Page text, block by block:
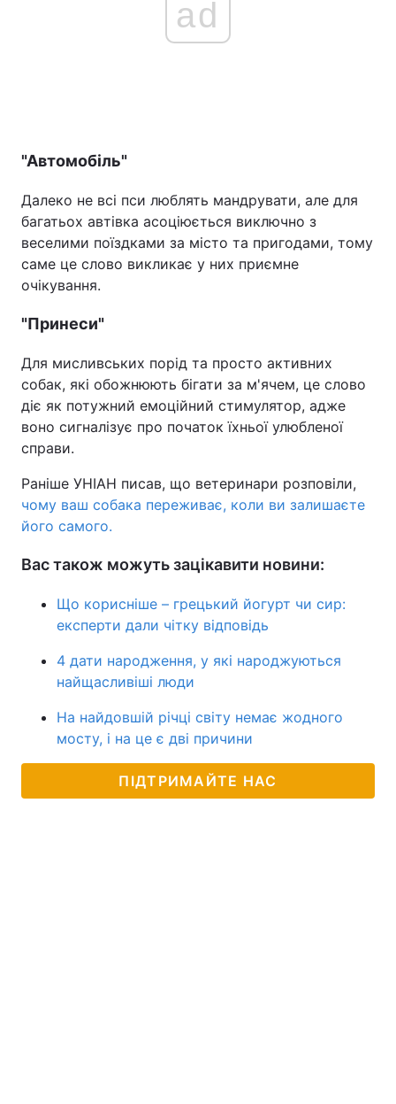
ad
"Автомобіль"
Далеко не всі пси люблять мандрувати, але для
багатьох автівка асоціюється виключно з
веселими поїздками за місто та пригодами, тому
саме це слово викликає у них приємне
очікування.
"Принеси"
Для мисливських порід та просто активних
собак, які обожнюють бігати за м'ячем, це слово
діє як потужний емоційний стимулятор, адже
воно сигналізує про початок їхньої улюбленої
справи.
Раніше УНІАН писав, що ветеринари розповіли,
чому ваш собака переживає, коли ви залишаєте
його самого.
Вас також можуть зацікавити новини:
Що корисніше – грецький йогурт чи сир:
експерти дали чітку відповідь
4 дати народження, у які народжуються
найщасливіші люди
На найдовшій річці світу немає жодного
мосту, і на це є дві причини
ПІДТРИМАЙТЕ НАС